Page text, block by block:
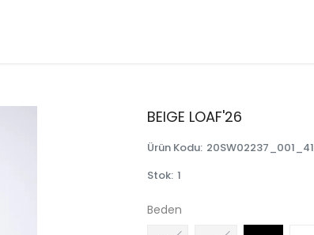
BEIGE LOAF'26
Ürün Kodu: 20SW02237_001_41
Stok: 1
Beden